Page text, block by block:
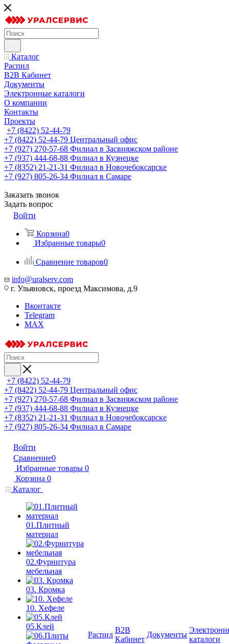
Каталог
Распил
B2B Кабинет
Документы
Электронные каталоги
О компании
Контакты
Проекты
+7 (8422) 52-44-79
+7 (8422) 52-44-79 Центральный офис
+7 (927) 270-57-68 Филиал в Засвияжском районе
+7 (937) 444-68-88 Филиал в Кузнецке
+7 (8352) 21-21-31 Филиал в Новочебоксарске
+7 (927) 805-26-34 Филиал в Самаре
Заказать звонок
Задать вопрос
Войти
Корзина0
Избранные товары0
Сравнение товаров0
info@uralserv.com
г. Ульяновск, проезд Максимова, д.9
Вконтакте
Telegram
MAX
+7 (8422) 52-44-79
+7 (8422) 52-44-79 Центральный офис
+7 (927) 270-57-68 Филиал в Засвияжском районе
+7 (937) 444-68-88 Филиал в Кузнецке
+7 (8352) 21-21-31 Филиал в Новочебоксарске
+7 (927) 805-26-34 Филиал в Самаре
Войти
Сравнение0
Избранные товары 0
Корзина 0
Каталог
01.Плитный
материал
02.Фурнитура
мебельная
03. Кромка
10. Хефеле
05.Клей
Распил
B2B
Кабинет
Документы
каталоги